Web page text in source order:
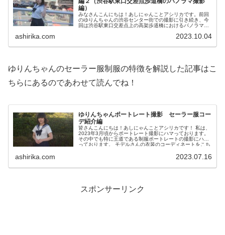
編）
みなさんこんにちは！あしにゃんことアシリカです。前回
のゆりんちゃんの渋谷センター街での撮影に引き続き、今
回は渋谷駅東口交差点上の高架歩道橋におけるパノラマ風
ashirika.com 2023.10.04
ゆりんちゃんのセーラー服制服の特徴を解説した記事はこ
ちらにあるのであわせて読んでね！
ゆりんちゃんポートレート撮影 セーラー服コー
デ紹介編
皆さんこんにちは！あしにゃんことアシリカです！ 私は、
2023年3月頃からポートレート撮影にハマっております。
その中でも特に王道である制服ポートレートの撮影にハマ
っております。 モデルさんの衣装のコーディネートをこち
ashirika.com 2023.07.16
スポンサーリンク